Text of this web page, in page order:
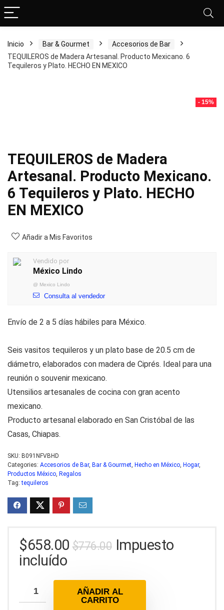
Inicio Bar & Gourmet
Accesorios de Bar
TEQUILEROS de Madera Artesanal. Producto Mexicano. 6
Tequileros y Plato. HECHO EN MEXICO
- 15%
TEQUILEROS de Madera
Artesanal. Producto Mexicano.
6 Tequileros y Plato. HECHO
EN MEXICO
Añadir a Mis Favoritos
Vendido por
México Lindo
@ Mexico Lindo
Consulta al vendedor
Envío de 2 a 5 días hábiles para México.
Seis vasitos tequileros y un plato base de 20.5 cm de
diámetro, elaborados con madera de Ciprés. Ideal para una
reunión o souvenir mexicano.
Utensilios artesanales de cocina con gran acento
mexicano.
Producto artesanal elaborado en San Cristóbal de las
Casas, Chiapas.
SKU: B091NFVBHD
Categories: Accesorios de Bar, Bar & Gourmet, Hecho en México, Hogar,
Productos México, Regalos
Tag:tequileros
$776.00 El
precio
era:
$776.00.
$658.00
El
precio
es:
$658.00.
Impuesto
incluído
AÑADIR AL
CARRITO